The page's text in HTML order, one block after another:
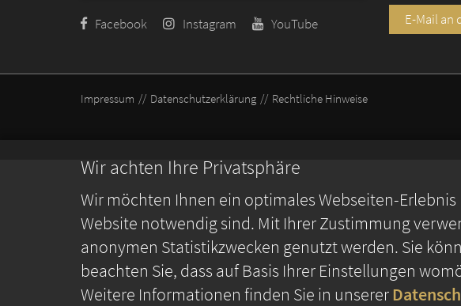
Wir achten Ihre Privatsphäre
Wir möchten Ihnen ein optimales Webseiten-
Website notwendig sind. Mit Ihrer Zustimmung
anonymen Statistikzwecken genutzt werden. Sie
beachten Sie, dass auf Basis Ihrer Einstellungen
Weitere Informationen finden Sie in unserer
E-Mail an
Facebook Instagram YouTube
Impressum Datenschutzerklärung Rechtliche Hinweise